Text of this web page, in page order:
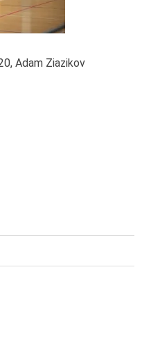
Adam Ziazikov